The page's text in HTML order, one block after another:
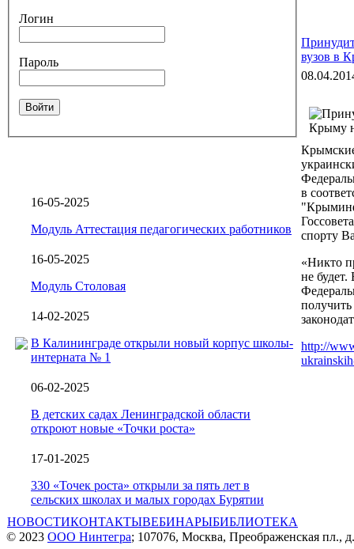
Логин
Пароль
Войти
16-05-2025
Модуль Аттестация педагогических работников
16-05-2025
Модуль Столовая
14-02-2025
В Калининграде открыли новый корпус школы-
интерната № 1
06-02-2025
В детских садах Ленинградской области
откроют новые «Точки роста»
17-01-2025
330 «Точек роста» открыли за пять лет в
сельских школах и малых городах Бурятии
вузов в
в
спорту
«Никто
не будет.
http://
НОВОСТИКОНТАКТЫВЕБИНАРЫБИБЛИОТЕКА
© 2023 ООО Нинтегра; 107076, Москва, Преображенская пл.,